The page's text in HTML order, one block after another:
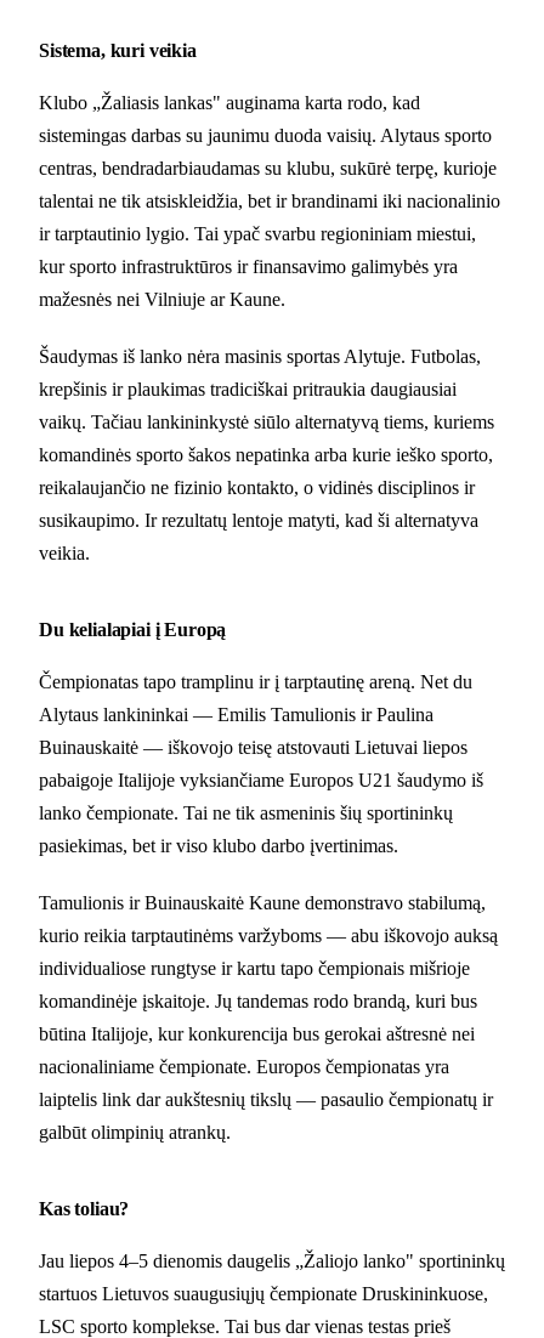
Sistema, kuri veikia
Klubo „Žaliasis lankas" auginama karta rodo, kad
sistemingas darbas su jaunimu duoda vaisių. Alytaus sporto
centras, bendradarbiaudamas su klubu, sukūrė terpę, kurioje
talentai ne tik atsiskleidžia, bet ir brandinami iki nacionalinio
ir tarptautinio lygio. Tai ypač svarbu regioniniam miestui,
kur sporto infrastruktūros ir finansavimo galimybės yra
mažesnės nei Vilniuje ar Kaune.
Šaudymas iš lanko nėra masinis sportas Alytuje. Futbolas,
krepšinis ir plaukimas tradiciškai pritraukia daugiausiai
vaikų. Tačiau lankininkystė siūlo alternatyvą tiems, kuriems
komandinės sporto šakos nepatinka arba kurie ieško sporto,
reikalaujančio ne fizinio kontakto, o vidinės disciplinos ir
susikaupimo. Ir rezultatų lentoje matyti, kad ši alternatyva
veikia.
Du kelialapiai į Europą
Čempionatas tapo tramplinu ir į tarptautinę areną. Net du
Alytaus lankininkai — Emilis Tamulionis ir Paulina
Buinauskaitė — iškovojo teisę atstovauti Lietuvai liepos
pabaigoje Italijoje vyksiančiame Europos U21 šaudymo iš
lanko čempionate. Tai ne tik asmeninis šių sportininkų
pasiekimas, bet ir viso klubo darbo įvertinimas.
Tamulionis ir Buinauskaitė Kaune demonstravo stabilumą,
kurio reikia tarptautinėms varžyboms — abu iškovojo auksą
individualiose rungtyse ir kartu tapo čempionais mišrioje
komandinėje įskaitoje. Jų tandemas rodo brandą, kuri bus
būtina Italijoje, kur konkurencija bus gerokai aštresnė nei
nacionaliniame čempionate. Europos čempionatas yra
laiptelis link dar aukštesnių tikslų — pasaulio čempionatų ir
galbūt olimpinių atrankų.
Kas toliau?
Jau liepos 4–5 dienomis daugelis „Žaliojo lanko" sportininkų
startuos Lietuvos suaugusiųjų čempionate Druskininkuose,
LSC sporto komplekse. Tai bus dar vienas testas prieš